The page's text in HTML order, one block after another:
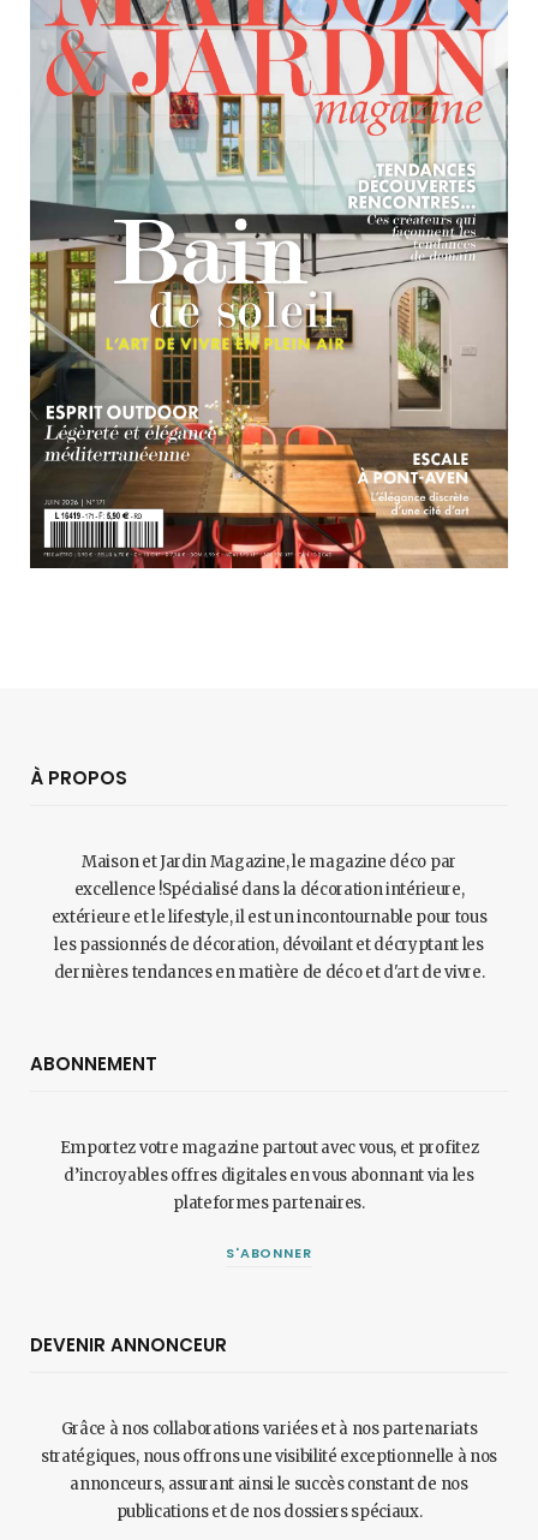
À PROPOS
Maison et Jardin Magazine, le magazine déco par
excellence !Spécialisé dans la décoration intérieure,
extérieure et le lifestyle, il est un incontournable pour tous
les passionnés de décoration, dévoilant et décryptant les
dernières tendances en matière de déco et d'art de vivre.
ABONNEMENT
Emportez votre magazine partout avec vous, et profitez
d’incroyables offres digitales en vous abonnant via les
plateformes partenaires.
S'ABONNER
DEVENIR ANNONCEUR
Grâce à nos collaborations variées et à nos partenariats
stratégiques, nous offrons une visibilité exceptionnelle à nos
annonceurs, assurant ainsi le succès constant de nos
publications et de nos dossiers spéciaux.